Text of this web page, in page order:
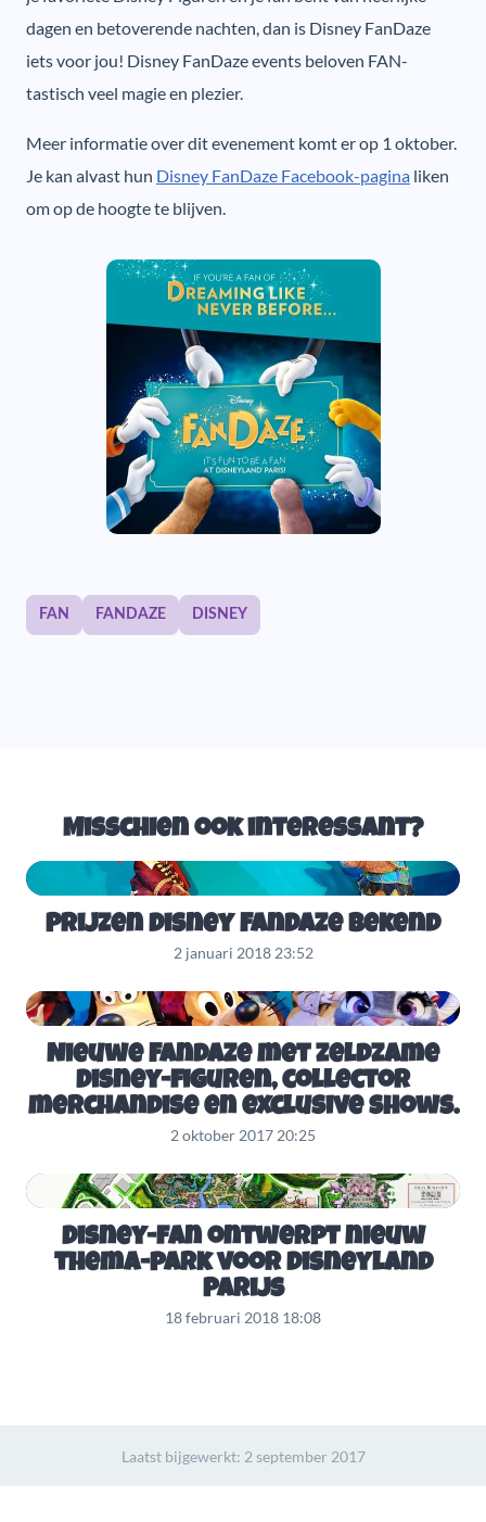
dagen en betoverende nachten, dan is Disney FanDaze
iets voor jou! Disney FanDaze events beloven FAN-
tastisch veel magie en plezier.
Meer informatie over dit evenement komt er op 1 oktober.
Je kan alvast hun Disney FanDaze Facebook-pagina liken
om op de hoogte te blijven.
FAN FANDAZE DISNEY
Misschien ook interessant?
Prijzen Disney FanDaze bekend
2 januari 2018 23:52
Nieuwe Fandaze met zeldzame
Disney-figuren, collector
merchandise en exclusive shows.
2 oktober 2017 20:25
Disney-fan ontwerpt nieuw
thema-park voor Disneyland
Parijs
18 februari 2018 18:08
Laatst bijgewerkt: 2 september 2017